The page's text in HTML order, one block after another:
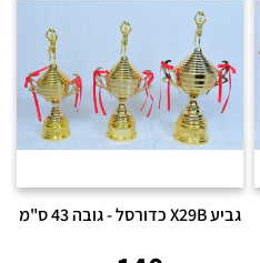
גביע X29B כדורסל - גובה 43 ס"מ